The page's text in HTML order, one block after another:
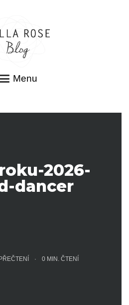
Menu
2026-
dancer
0 MIN. ČTENÍ